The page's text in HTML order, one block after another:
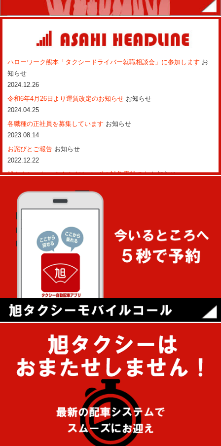
ハローワーク熊本「タクシードライバー就職相談会」に参加します お
知らせ
2024.12.26
令和6年4月26日より運賃改定のお知らせ お知らせ
2024.04.25
各職種の正社員を募集しています お知らせ
2023.08.14
お詫びとご報告 お知らせ
2022.12.22
旭タクシーも、ペイペイジャンボの対象店舗ですお知らせ